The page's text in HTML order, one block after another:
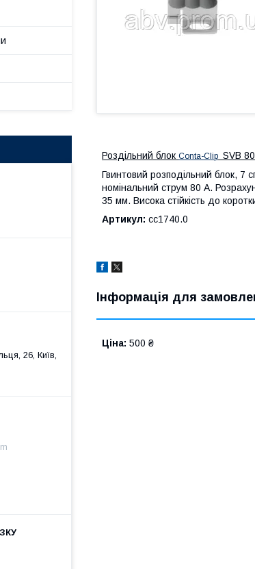
Роздільний блок Conta-Clip SVB
Гвинтовий розподільний блок, 7
номінальний струм 80 А.
35 мм. Висока стійкість до
Артикул: сс1740.0
Інформація для
Ціна: 500 ₴
26, Київ,